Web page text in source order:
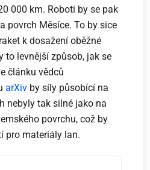
000 km. Roboti by se pak
povrch Měsíce. To by sice
k dosažení oběžné
to levnější způsob, jak se
článku vědců
arXiv by síly působící na
nebyly tak silné jako na
povrchu, což by
pro materiály lan.